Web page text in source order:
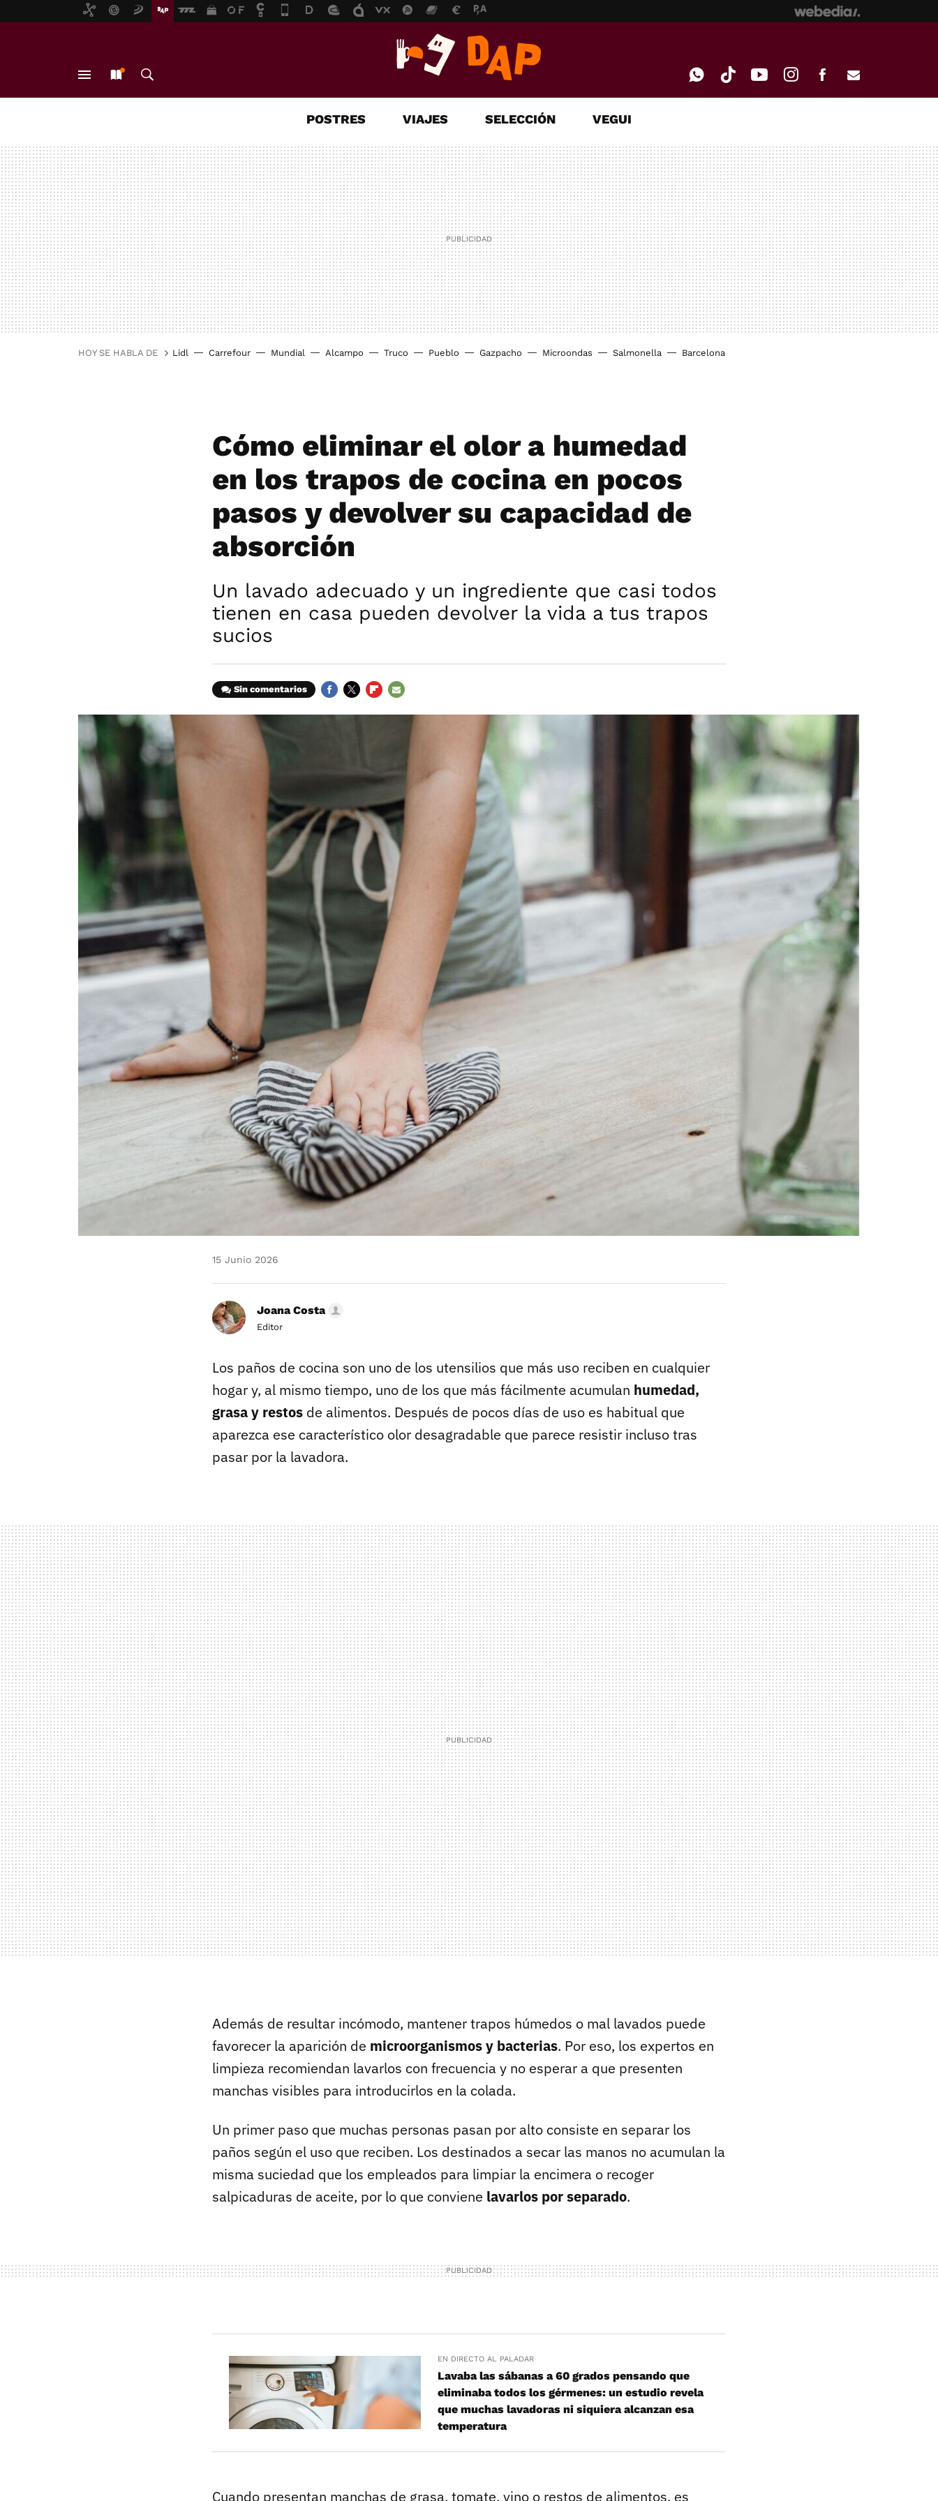
MAIL
POSTRES VIAJES SELECCIÓN VEGUI
HOY SE HABLA DE Lidl Carrefour Mundial Alcampo Truco Pueblo Gazpacho Microondas Salmonella Barcelona
Cómo eliminar el olor a humedad
en los trapos de cocina en pocos
pasos y devolver su capacidad de
absorción
Un lavado adecuado y un ingrediente que casi todos
tienen en casa pueden devolver la vida a tus trapos
sucios
Sin comentarios
15 Junio 2026
Joana Costa
Editor
Los paños de cocina son uno de los utensilios que más uso reciben en cualquier
hogar y, al mismo tiempo, uno de los que más fácilmente acumulan humedad,
grasa y restos de alimentos. Después de pocos días de uso es habitual que
aparezca ese característico olor desagradable que parece resistir incluso tras
pasar por la lavadora.
Además de resultar incómodo, mantener trapos húmedos o mal lavados puede
favorecer la aparición de microorganismos y bacterias. Por eso, los expertos en
limpieza recomiendan lavarlos con frecuencia y no esperar a que presenten
manchas visibles para introducirlos en la colada.
Un primer paso que muchas personas pasan por alto consiste en separar los
paños según el uso que reciben. Los destinados a secar las manos no acumulan la
misma suciedad que los empleados para limpiar la encimera o recoger
salpicaduras de aceite, por lo que conviene lavarlos por separado.
EN DIRECTO AL PALADAR
Lavaba las sábanas a 60 grados pensando que
eliminaba todos los gérmenes: un estudio revela
que muchas lavadoras ni siquiera alcanzan esa
temperatura
Cuando presentan manchas de grasa, tomate, vino o restos de alimentos, es